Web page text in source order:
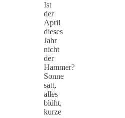
Ist
der
April
dieses
Jahr
nicht
der
Hammer?
Sonne
satt,
alles
blüht,
kurze